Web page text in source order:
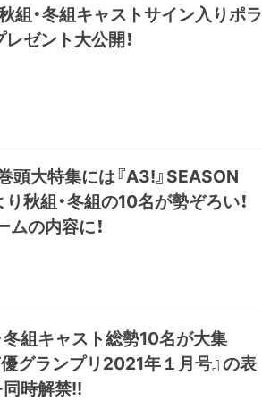
秋組・冬組キャストサイン入りポラ
ゼント大公開！
頭大特集には『A3!』SEASON
秋組・冬組の10名が勢ぞろい！
の内容に！
冬組キャスト総勢10名が大集
グランプリ2021年１月号』の表
同時解禁!!